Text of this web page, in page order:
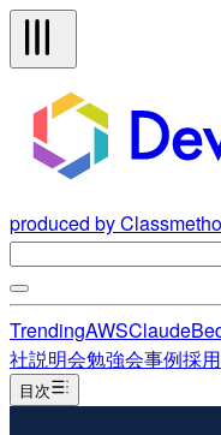
produced by
TrendingAWSClaude
社説明会勉強会事例採用
目次